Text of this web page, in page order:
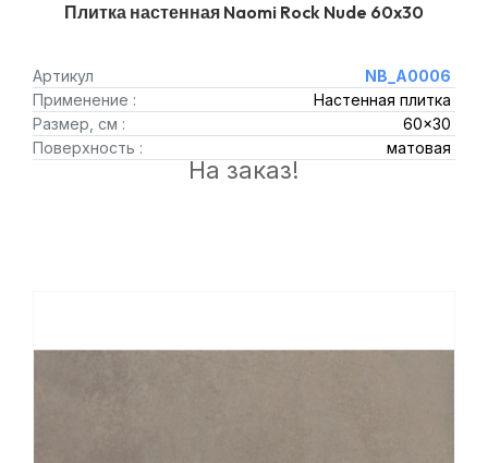
Плитка настенная Naomi Rock Nude 60x30
Артикул
NB_A0006
Применение :
Настенная плитка
Размер, см :
60x30
Поверхность :
матовая
На заказ!